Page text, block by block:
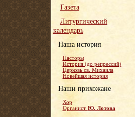
Газета
Литургический
календарь
Наша история
Пасторы
История (до репрессий)
Церковь св. Михаила
Новейшая история
Наши прихожане
Хор
Органист Ю. Лотова